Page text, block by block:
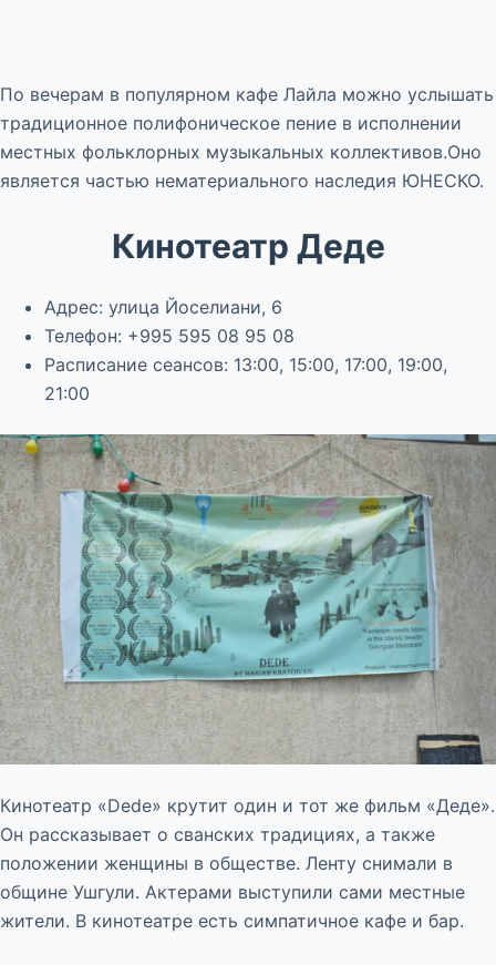
По вечерам в популярном кафе Лайла можно услышать
традиционное полифоническое пение в исполнении
местных фольклорных музыкальных коллективов.Оно
является частью нематериального наследия ЮНЕСКО.
Кинотеатр Деде
Адрес: улица Йоселиани, 6
Телефон: +995 595 08 95 08
Расписание сеансов: 13:00, 15:00, 17:00, 19:00,
21:00
Кинотеатр «Dede» крутит один и тот же фильм «Деде».
Он рассказывает о сванских традициях, а также
положении женщины в обществе. Ленту снимали в
общине Ушгули. Актерами выступили сами местные
жители. В кинотеатре есть симпатичное кафе и бар.